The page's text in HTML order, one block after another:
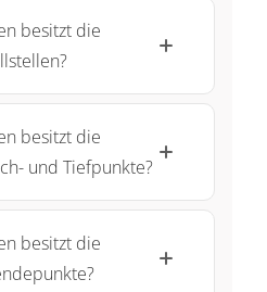
besitzt die
besitzt die
und Tiefpunkte?
besitzt die